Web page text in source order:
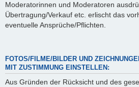
Moderatorinnen und Moderatoren
Übertragung/Verkauf etc. erlischt das
eventuelle Ansprüche/Pflichten.
FOTOS/FILME/BILDER UND
MIT ZUSTIMMUNG EINSTELLEN:
Aus Gründen der Rücksicht und des